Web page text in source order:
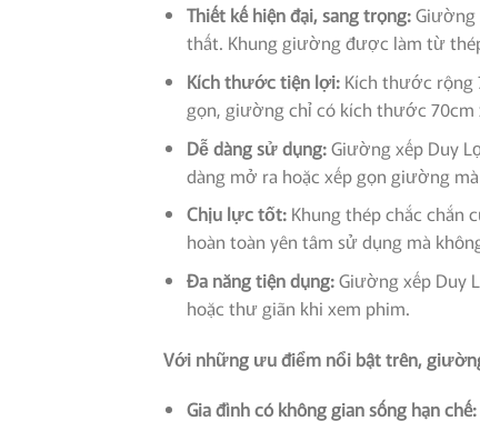
Thiết kế hiện đại, sang trọng:Giường
thất. Khung giường được làm từ
Kích thước tiện lợi:Kích thước rộng
gọn, giường chỉ có kích thước 70cm
Dễ dàng sử dụng:Giường xếp Duy
dàng mở ra hoặc xếp gọn giường
Chịu lực tốt:Khung thép chắc chắn
hoàn toàn yên tâm sử dụng mà
Đa năng tiện dụng:Giường xếp Duy
hoặc thư giãn khi xem phim.
Với những ưu điểm nổi bật trên,
Gia đình có không gian sống hạn chế: